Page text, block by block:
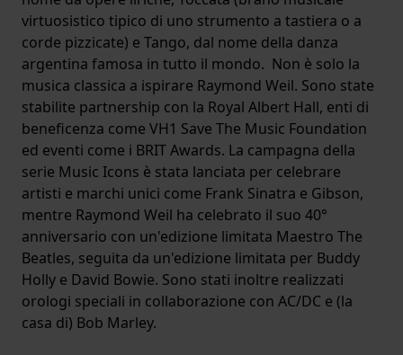
virtuosistico tipico di uno strumento a tastiera o a
corde pizzicate) e Tango, dal nome della danza
argentina famosa in tutto il mondo. Non è solo la
musica classica a ispirare Raymond Weil. Sono state
stabilite partnership con la Royal Albert Hall, enti di
beneficenza come VH1 Save The Music Foundation
ed eventi come i BRIT Awards. La campagna della
serie Music Icons è stata lanciata per celebrare
artisti e marchi unici come Frank Sinatra e Gibson,
mentre Raymond Weil ha celebrato il suo 40°
anniversario con un'edizione limitata Maestro The
Beatles, seguita da un'edizione limitata per Buddy
Holly e David Bowie. Sono stati inoltre realizzati
orologi speciali in collaborazione con AC/DC e (la
casa di) Bob Marley.